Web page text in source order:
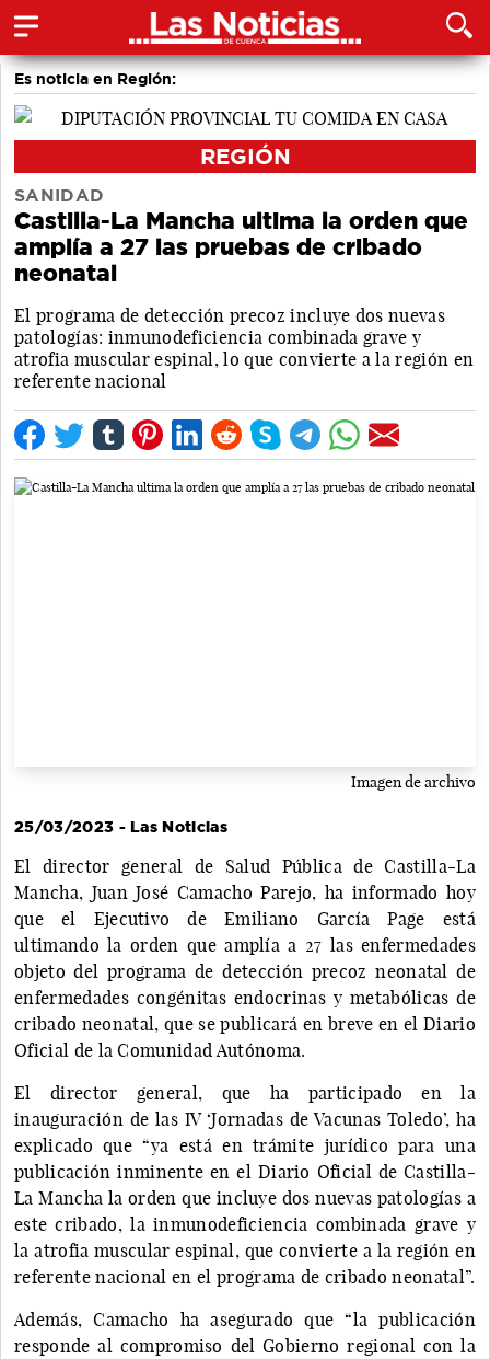
Es noticia en Región:
REGIÓN
SANIDAD
Castilla-La Mancha ultima la orden que
amplía a 27 las pruebas de cribado
neonatal
El programa de detección precoz incluye dos nuevas
patologías: inmunodeficiencia combinada grave y
atrofia muscular espinal, lo que convierte a la región en
referente nacional
Imagen de archivo
25/03/2023 - Las Noticias
El director general de Salud Pública de Castilla-La
Mancha, Juan José Camacho Parejo, ha informado hoy
que el Ejecutivo de Emiliano García Page está
ultimando la orden que amplía a 27 las enfermedades
objeto del programa de detección precoz neonatal de
enfermedades congénitas endocrinas y metabólicas de
cribado neonatal, que se publicará en breve en el Diario
Oficial de la Comunidad Autónoma.
El director general, que ha participado en la
inauguración de las IV ‘Jornadas de Vacunas Toledo’, ha
explicado que “ya está en trámite jurídico para una
publicación inminente en el Diario Oficial de Castilla-
La Mancha la orden que incluye dos nuevas patologías a
este cribado, la inmunodeficiencia combinada grave y
la atrofia muscular espinal, que convierte a la región en
referente nacional en el programa de cribado neonatal”.
Además, Camacho ha asegurado que “la publicación
responde al compromiso del Gobierno regional con la